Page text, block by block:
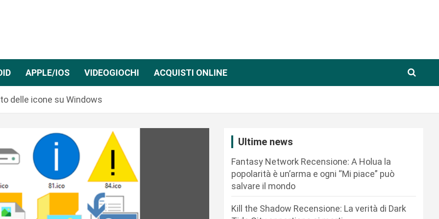
APPLE/IOS VIDEOGIOCHI ACQUISTI ONLINE
delle icone su Windows
Ultime news
Fantasy Network Recensione: A Holua la
popolarità è un’arma e ogni “Mi piace” può
salvare il mondo
Kill the Shadow Recensione: La verità di Dark